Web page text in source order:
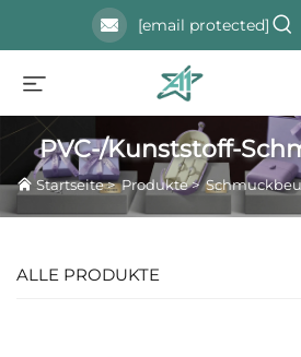
[email protected]
PVC-/Kunststoff-
Startseite>Produkte>
ALLE PRODUKTE